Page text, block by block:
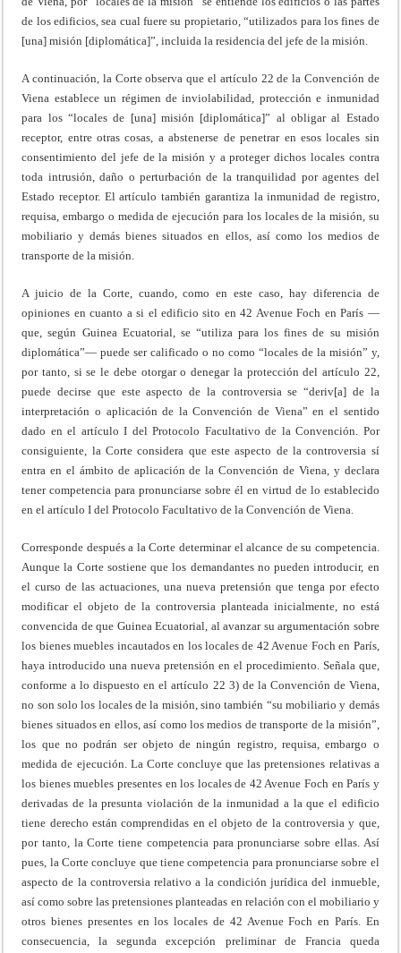
de los edificios, sea cual fuere su propietario, “utilizados para los fines de
[una] misión [diplomática]”, incluida la residencia del jefe de la misión.
A continuación, la Corte observa que el artículo 22 de la Convención de
Viena establece un régimen de inviolabilidad, protección e inmunidad
para los “locales de [una] misión [diplomática]” al obligar al Estado
receptor, entre otras cosas, a abstenerse de penetrar en esos locales sin
consentimiento del jefe de la misión y a proteger dichos locales contra
toda intrusión, daño o perturbación de la tranquilidad por agentes del
Estado receptor. El artículo también garantiza la inmunidad de registro,
requisa, embargo o medida de ejecución para los locales de la misión, su
mobiliario y demás bienes situados en ellos, así como los medios de
transporte de la misión.
A juicio de la Corte, cuando, como en este caso, hay diferencia de
opiniones en cuanto a si el edificio sito en 42 Avenue Foch en París —
que, según Guinea Ecuatorial, se “utiliza para los fines de su misión
diplomática”— puede ser calificado o no como “locales de la misión” y,
por tanto, si se le debe otorgar o denegar la protección del artículo 22,
puede decirse que este aspecto de la controversia se “deriv[a] de la
interpretación o aplicación de la Convención de Viena” en el sentido
dado en el artículo I del Protocolo Facultativo de la Convención. Por
consiguiente, la Corte considera que este aspecto de la controversia sí
entra en el ámbito de aplicación de la Convención de Viena, y declara
tener competencia para pronunciarse sobre él en virtud de lo establecido
en el artículo I del Protocolo Facultativo de la Convención de Viena.
Corresponde después a la Corte determinar el alcance de su competencia.
Aunque la Corte sostiene que los demandantes no pueden introducir, en
el curso de las actuaciones, una nueva pretensión que tenga por efecto
modificar el objeto de la controversia planteada inicialmente, no está
convencida de que Guinea Ecuatorial, al avanzar su argumentación sobre
los bienes muebles incautados en los locales de 42 Avenue Foch en París,
haya introducido una nueva pretensión en el procedimiento. Señala que,
conforme a lo dispuesto en el artículo 22 3) de la Convención de Viena,
no son solo los locales de la misión, sino también “su mobiliario y demás
bienes situados en ellos, así como los medios de transporte de la misión”,
los que no podrán ser objeto de ningún registro, requisa, embargo o
medida de ejecución. La Corte concluye que las pretensiones relativas a
los bienes muebles presentes en los locales de 42 Avenue Foch en París y
derivadas de la presunta violación de la inmunidad a la que el edificio
tiene derecho están comprendidas en el objeto de la controversia y que,
por tanto, la Corte tiene competencia para pronunciarse sobre ellas. Así
pues, la Corte concluye que tiene competencia para pronunciarse sobre el
aspecto de la controversia relativo a la condición jurídica del inmueble,
así como sobre las pretensiones planteadas en relación con el mobiliario y
otros bienes presentes en los locales de 42 Avenue Foch en París. En
consecuencia, la segunda excepción preliminar de Francia queda